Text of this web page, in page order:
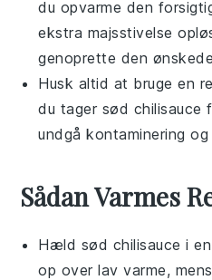
du opvarme den
ekstra majsstivelse
genoprette den
Husk altid at bruge en
du tager sød chilisauce
undgå kontaminering
Sådan Varmes
Hæld sød chilisauce i
op over lav varme,